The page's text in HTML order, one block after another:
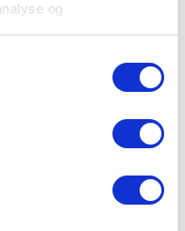
og
af cookies under
til vores Cookiepolitik,